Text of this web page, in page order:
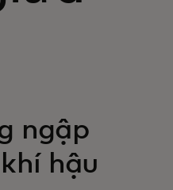
ngập
hậu